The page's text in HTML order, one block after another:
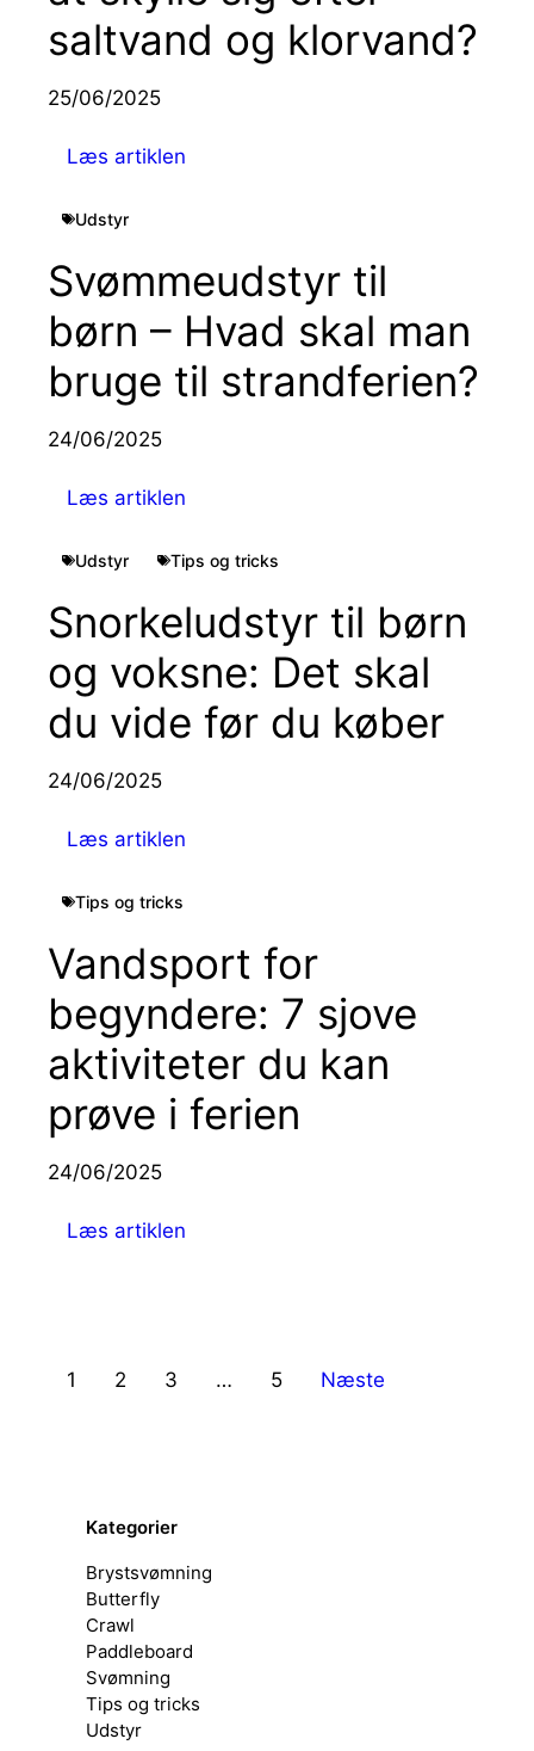
saltvand og klorvand?
25/06/2025
Læs artiklen
Udstyr
Svømmeudstyr til
børn – Hvad skal man
bruge til strandferien?
24/06/2025
Læs artiklen
Udstyr Tips og tricks
Snorkeludstyr til børn
og voksne: Det skal
du vide før du køber
24/06/2025
Læs artiklen
Tips og tricks
Vandsport for
begyndere: 7 sjove
aktiviteter du kan
prøve i ferien
24/06/2025
Læs artiklen
1 2 3 … 5 Næste
Kategorier
Brystsvømning
Butterfly
Crawl
Paddleboard
Svømning
Tips og tricks
Udstyr